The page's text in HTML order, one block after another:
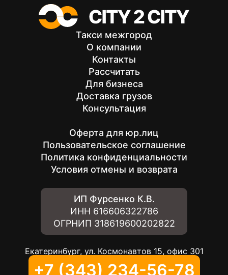
Такси межгород
О компании
Контакты
Рассчитать
Для бизнеса
Доставка грузов
Консультация
Оферта для юр.лиц
Пользовательское соглашение
Политика конфиденциальности
Условия отмены и возврата
ИП Фурсенко К.В.
ИНН 616606322786
ОГРНИП 318619600202822
Екатеринбург, ул. Космонавтов 15, офис 301
+7 (343) 234-56-78